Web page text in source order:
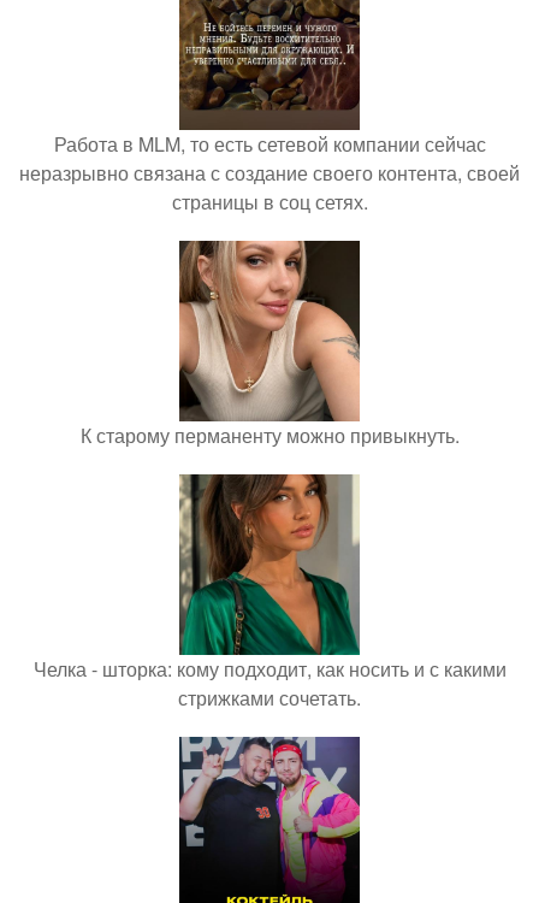
Работа в MLM, то есть сетевой компании сейчас
неразрывно связана с создание своего контента, своей
страницы в соц сетях.
К старому перманенту можно привыкнуть.
Челка - шторка: кому подходит, как носить и с какими
стрижками сочетать.